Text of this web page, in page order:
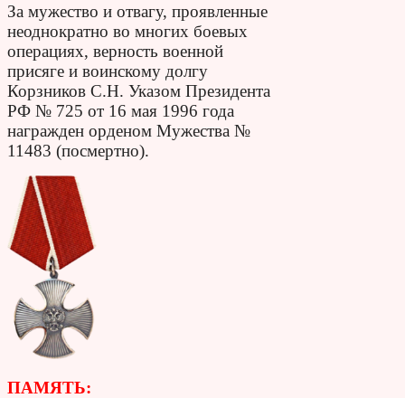
За мужество и отвагу, проявленные
неоднократно во многих боевых
операциях, верность военной
присяге и воинскому долгу
Корзников С.Н. Указом Президента
РФ № 725 от 16 мая 1996 года
награжден орденом Мужества №
11483 (посмертно).
ПАМЯТЬ: